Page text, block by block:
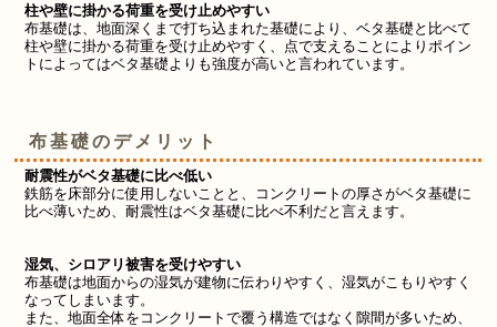
柱や壁に掛かる荷重を受け止めやすい
布基礎は、 地面深くまで打ち込まれた基礎により
ベタ基礎と比べて
柱や壁に掛かる荷重を受け止めやすく、点で支えることにより ポイン
トによってはベタ基礎よりも強度が高いと言われています。
布基礎のデメリット
耐震性がベタ基礎に比べ低い
鉄筋を床部分に使用しないことと、コンクリートの厚さがベタ基礎に
比べ薄いため、耐震性はベタ基礎に比べ不利だと言えます。
湿気、シロアリ被害を受けやすい
布基礎は地面からの湿気が建物に伝わりやすく、湿気がこもりやすく
なってしまいます。
また、 地面全体をコンクリートで覆う構造ではなく 隙間が多いため、